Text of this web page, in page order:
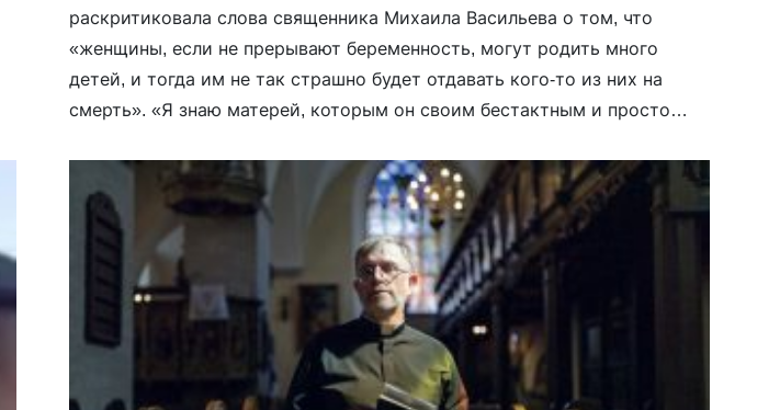
раскритиковала слова священника Михаила Васильева о том, что
«женщины, если не прерывают беременность, могут родить много
детей, и тогда им не так страшно будет отдавать кого-то из них на
смерть». «Я знаю матерей, которым он своим бестактным и просто